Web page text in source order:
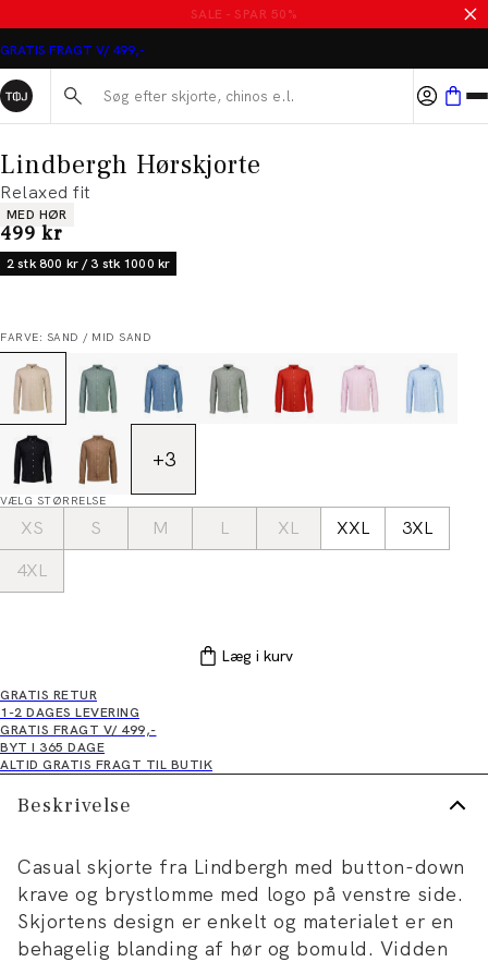
MASSER AF VARER PÅ UDSALG
GRATIS FRAGT V/ 499,-
Søg her...
Lindbergh Hørskjorte
Relaxed fit
Produkt egenskaber
MED HØR
I alt (inkl. rabat)
499 kr
2 stk 800 kr / 3 stk 1000 kr
FARVE: SAND / MID SAND
+3
VÆLG STØRRELSE
XS S M L XL XXL
3XL
4XL
Læg i kurv
GRATIS RETUR
1-2 DAGES LEVERING
GRATIS FRAGT V/ 499,-
BYT I 365 DAGE
ALTID GRATIS FRAGT TIL BUTIK
Beskrivelse
Casual skjorte fra Lindbergh med button-down
krave og brystlomme med logo på venstre side.
Skjortens design er enkelt og materialet er en
behagelig blanding af hør og bomuld. Vidden